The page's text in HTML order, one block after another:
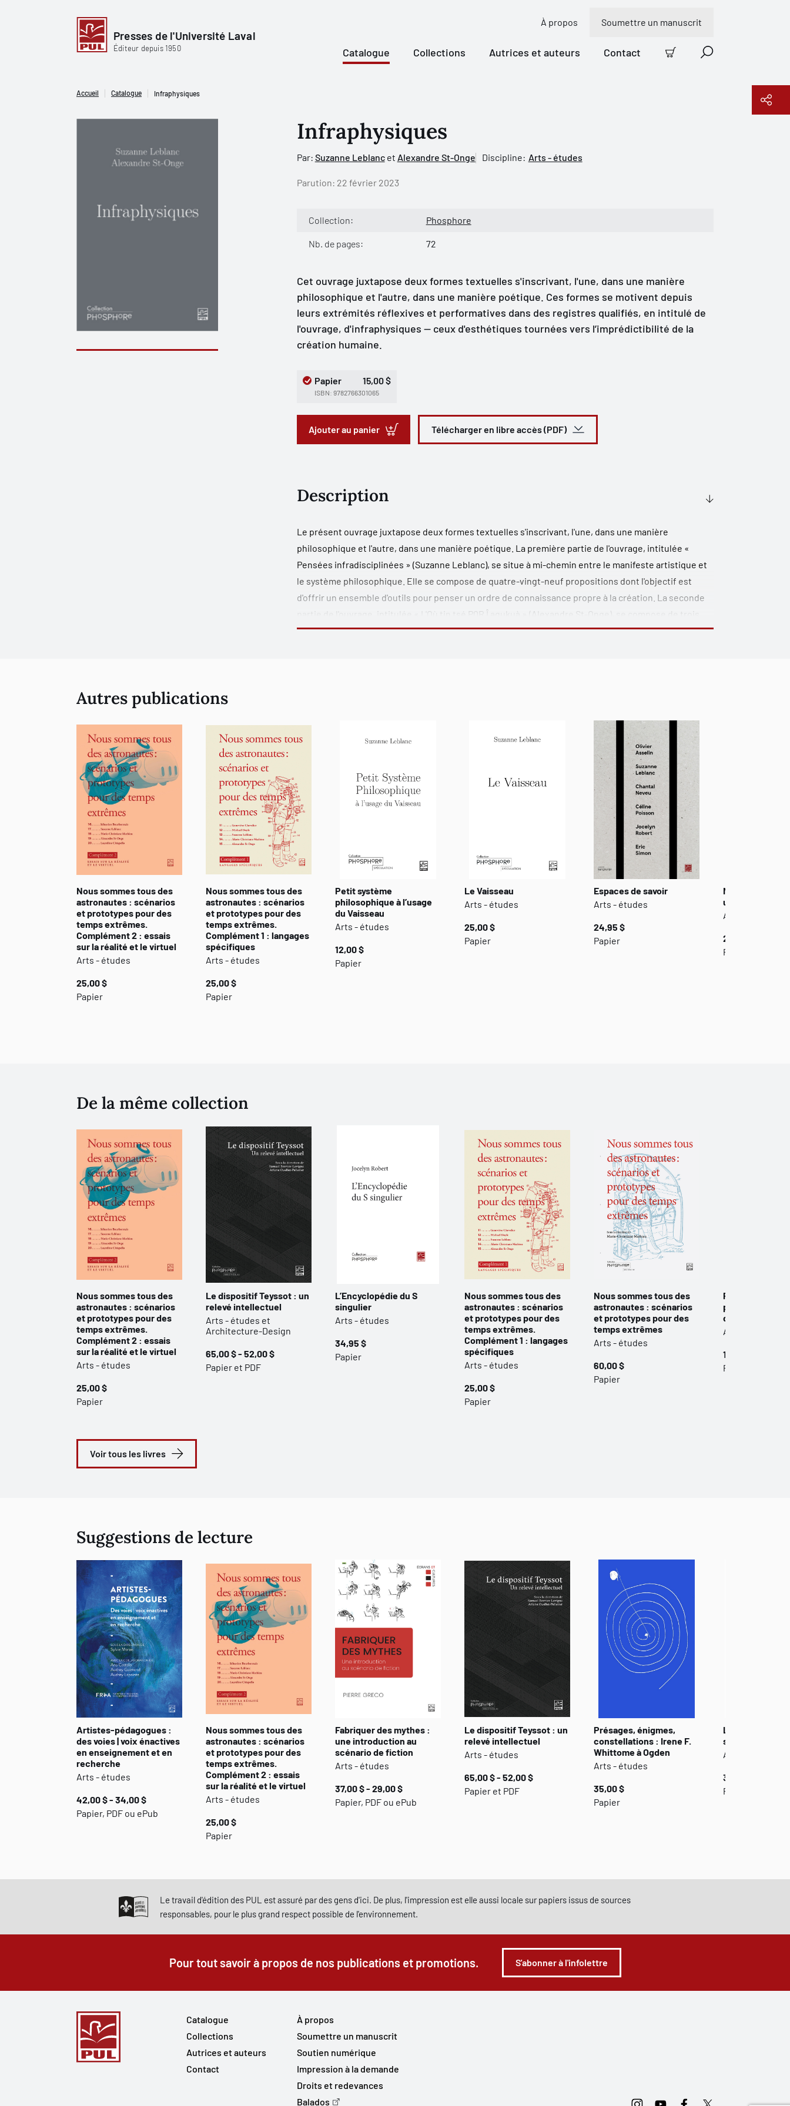
Presses de l'Université Laval
Éditeur depuis 1950
À propos Soumettre un manuscrit
Catalogue Collections Autrices et auteurs Contact
Panier Recherche
Accueil Catalogue Infraphysiques
Infraphysiques
Par: Suzanne Leblancet Alexandre St-Onge Discipline: Arts - études
Parution: 22 février 2023
Collection: Phosphore
Nb. de pages: 72
Cet ouvrage juxtapose deux formes textuelles s'inscrivant, l'une, dans une manière
philosophique et l'autre, dans une manière poétique. Ces formes se motivent depuis
leurs extrémités réflexives et performatives dans des registres qualifiés, en intitulé de
l'ouvrage, d'infraphysiques — ceux d'esthétiques tournées vers l’imprédictibilité de la
création humaine.
Papier 15,00 $
ISBN: 9782766301065
Ajouter au panier Télécharger en libre accès (PDF)
Description
Le présent ouvrage juxtapose deux formes textuelles s'inscrivant, l'une, dans une manière
philosophique et l'autre, dans une manière poétique. La première partie de l'ouvrage, intitulée «
Pensées infradisciplinées » (Suzanne Leblanc), se situe à mi-chemin entre le manifeste artistique et
le système philosophique. Elle se compose de quatre-vingt-neuf propositions dont l'objectif est
d'offrir un ensemble d'outils pour penser un ordre de connaissance propre à la création. La seconde
partie de l'ouvrage, intitulée « L'Où tin tsé P0R Î aqukuà » (Alexandre St-Onge), se compose de trois
segments textuels générés par des opérations performatives. Ces dernières s'inscrivent dans un
Autres publications
Nous sommes tous des
astronautes : scénarios
et prototypes pour des
temps extrêmes.
Complément 2 : essais
sur la réalité et le virtuel
Arts - études
25,00 $
Papier
Nous sommes tous des
astronautes : scénarios
et prototypes pour des
temps extrêmes.
Complément 1 : langages
spécifiques
Arts - études
25,00 $
Papier
Petit système
philosophique à l’usage
du Vaisseau
Arts - études
12,00 $
Papier
Le Vaisseau
Arts - études
25,00 $
Papier
Espaces de savoir
Arts - études
24,95 $
Papier
Menlo Park 3
uchroniques
Arts - études
20,00 $
Papier
De la même collection
Nous sommes tous des
astronautes : scénarios
et prototypes pour des
temps extrêmes.
Complément 2 : essais
sur la réalité et le virtuel
Arts - études
25,00 $
Papier
Le dispositif Teyssot : un
relevé intellectuel
Arts - études et
Architecture-Design
65,00 $ - 52,00 $
Papier et PDF
L’Encyclopédie du S
singulier
Arts - études
34,95 $
Papier
Nous sommes tous des
astronautes : scénarios
et prototypes pour des
temps extrêmes.
Complément 1 : langages
spécifiques
Arts - études
25,00 $
Papier
Nous sommes tous des
astronautes : scénarios
et prototypes pour des
temps extrêmes
Arts - études
60,00 $
Papier
Petit système
philosophique à
du Vaisseau
Arts - études
12,00 $
Papier
Voir tous les livres
Suggestions de lecture
Artistes-pédagogues :
des voies | voix énactives
en enseignement et en
recherche
Arts - études
42,00 $ - 34,00 $
Papier, PDF ou ePub
Nous sommes tous des
astronautes : scénarios
et prototypes pour des
temps extrêmes.
Complément 2 : essais
sur la réalité et le virtuel
Arts - études
25,00 $
Papier
Fabriquer des mythes :
une introduction au
scénario de fiction
Arts - études
37,00 $ - 29,00 $
Papier, PDF ou ePub
Le dispositif Teyssot : un
relevé intellectuel
Arts - études
65,00 $ - 52,00 $
Papier et PDF
Présages, énigmes,
constellations : Irene F.
Whittome à Ogden
Arts - études
35,00 $
Papier
L’Encyclopédie
singulier
Arts - études
34,95 $
Papier
Le travail d'édition des PUL est assuré par des gens d'ici. De plus, l'impression est elle aussi locale sur papiers issus de sources
responsables, pour le plus grand respect possible de l'environnement.
Pour tout savoir à propos de nos publications et promotions. S'abonner à l'infolettre
Catalogue
Collections
Autrices et auteurs
Contact
À propos
Soumettre un manuscrit
Soutien numérique
Impression à la demande
Droits et redevances
Balados